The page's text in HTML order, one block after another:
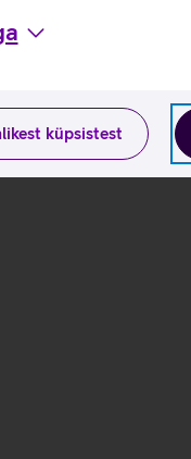
küpsistest